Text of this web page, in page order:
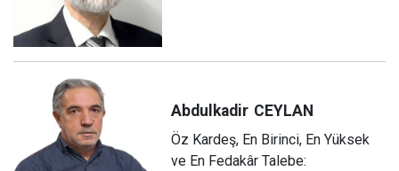
Abdulkadir CEYLAN
Öz Kardeş, En Birinci, En Yüksek
ve En Fedakâr Talebe: